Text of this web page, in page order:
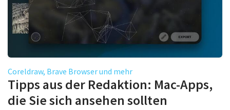
Coreldraw, Brave Browser und mehr
Tipps aus der Redaktion: Mac-Apps,
die Sie sich ansehen sollten